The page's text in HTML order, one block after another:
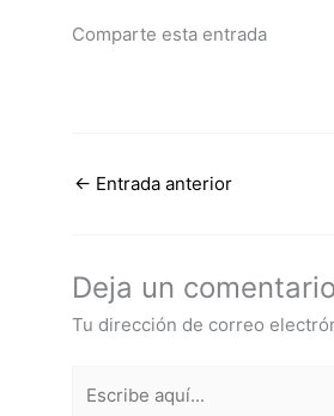
Comparte esta entrada
← Entrada anterior
Deja un comentario
Tu dirección de correo
aquí...